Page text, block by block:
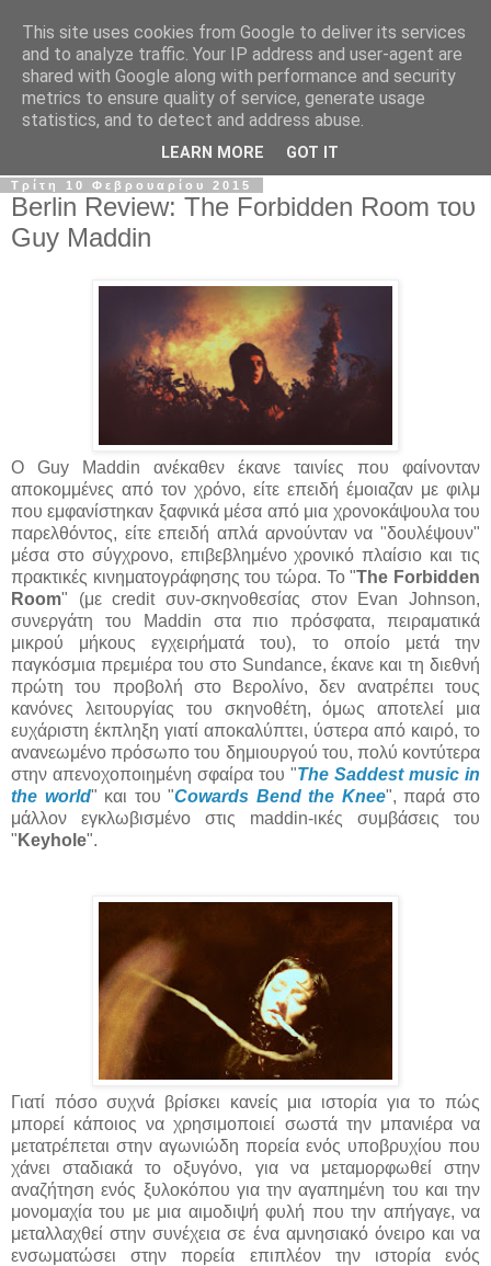
The Frame Game
Κινηματογραφόφιλος από κούνια αλλά όχι το μωρό της
Τρίτη 10 Φεβρουαρίου 2015
Berlin Review: The Forbidden Room του
Guy Maddin
O Guy Maddin ανέκαθεν έκανε ταινίες που φαίνονταν
αποκομμένες από τον χρόνο, είτε επειδή έμοιαζαν με φιλμ
που εμφανίστηκαν ξαφνικά μέσα από μια χρονοκάψουλα του
παρελθόντος, είτε επειδή απλά αρνούνταν να "δουλέψουν"
μέσα στο σύγχρονο, επιβεβλημένο χρονικό πλαίσιο και τις
πρακτικές κινηματογράφησης του τώρα. Το "The Forbidden
Room" (με credit συν-σκηνοθεσίας στον Evan Johnson,
συνεργάτη του Maddin στα πιο πρόσφατα, πειραματικά
μικρού μήκους εγχειρήματά του), το οποίο μετά την
παγκόσμια πρεμιέρα του στο Sundance, έκανε και τη διεθνή
πρώτη του προβολή στο Βερολίνο, δεν ανατρέπει τους
κανόνες λειτουργίας του σκηνοθέτη, όμως αποτελεί μια
ευχάριστη έκπληξη γιατί αποκαλύπτει, ύστερα από καιρό, το
ανανεωμένο πρόσωπο του δημιουργού του, πολύ κοντύτερα
στην απενοχοποιημένη σφαίρα του "The Saddest music in
the world" και του "Cowards Bend the Κnee", παρά στο
μάλλον εγκλωβισμένο στις maddin-ικές συμβάσεις του
" Keyhole".
Γιατί πόσο συχνά βρίσκει κανείς μια ιστορία για το πώς
μπορεί κάποιος να χρησιμοποιεί σωστά την μπανιέρα να
μετατρέπεται στην αγωνιώδη πορεία ενός υποβρυχίου που
χάνει σταδιακά το οξυγόνο, για να μεταμορφωθεί στην
αναζήτηση ενός ξυλοκόπου για την αγαπημένη του και την
μονομαχία του με μια αιμοδιψή φυλή που την απήγαγε, να
μεταλλαχθεί στην συνέχεια σε ένα αμνησιακό όνειρο και να
ενσωματώσει στην πορεία επιπλέον την ιστορία ενός
This site uses cookies from Google to deliver its services
and to analyze traffic. Your IP address and user-agent are
shared with Google along with performance and security
metrics to ensure quality of service, generate usage
statistics, and to detect and address abuse.
LEARN MORE GOT IT